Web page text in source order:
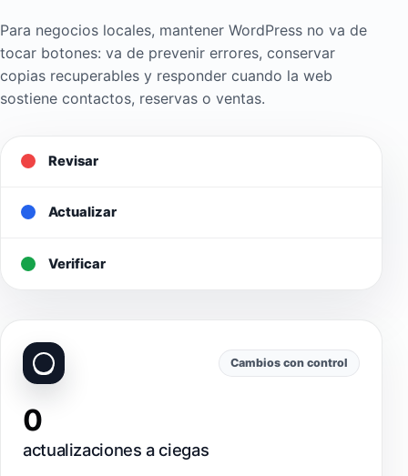
Para negocios locales, mantener WordPress no va de
tocar botones: va de prevenir errores, conservar
copias recuperables y responder cuando la web
sostiene contactos, reservas o ventas.
Revisar
Actualizar
Verificar
Cambios con control
0
actualizaciones a ciegas